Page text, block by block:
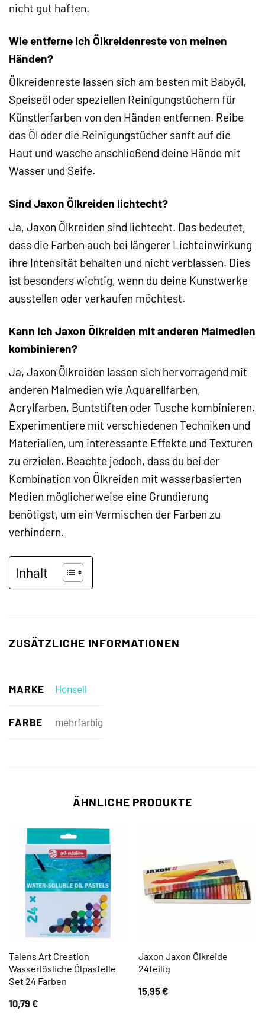
nicht gut haften.
Wie entferne ich Ölkreidenreste von meinen
Händen?
Ölkreidenreste lassen sich am besten mit Babyöl,
Speiseöl oder speziellen Reinigungstüchern für
Künstlerfarben von den Händen entfernen. Reibe
das Öl oder die Reinigungstücher sanft auf die
Haut und wasche anschließend deine Hände mit
Wasser und Seife.
Sind Jaxon Ölkreiden lichtecht?
Ja, Jaxon Ölkreiden sind lichtecht. Das bedeutet,
dass die Farben auch bei längerer Lichteinwirkung
ihre Intensität behalten und nicht verblassen. Dies
ist besonders wichtig, wenn du deine Kunstwerke
ausstellen oder verkaufen möchtest.
Kann ich Jaxon Ölkreiden mit anderen Malmedien
kombinieren?
Ja, Jaxon Ölkreiden lassen sich hervorragend mit
anderen Malmedien wie Aquarellfarben,
Acrylfarben, Buntstiften oder Tusche kombinieren.
Experimentiere mit verschiedenen Techniken und
Materialien, um interessante Effekte und Texturen
zu erzielen. Beachte jedoch, dass du bei der
Kombination von Ölkreiden mit wasserbasierten
Medien möglicherweise eine Grundierung
benötigst, um ein Vermischen der Farben zu
verhindern.
Inhalt
ZUSÄTZLICHE INFORMATIONEN
MARKE Honsell
FARBE mehrfarbig
ÄHNLICHE PRODUKTE
Talens Art Creation
Wasserlösliche Ölpastelle
Set 24 Farben
10,79 €
Jaxon Jaxon Ölkreide
24teilig
15,95€